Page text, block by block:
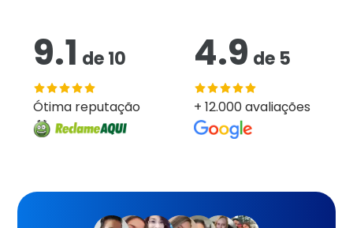
9.1 de10
Ótima reputação
4.9 de 5
+ 12.000 avaliações